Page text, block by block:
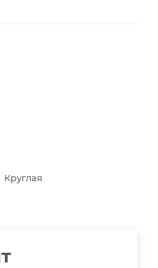
Круглая